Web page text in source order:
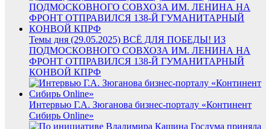
Темы дня (29.05.2025) ВСЁ ДЛЯ ПОБЕДЫ! ИЗ
ПОДМОСКОВНОГО СОВХОЗА ИМ. ЛЕНИНА НА
ФРОНТ ОТПРАВИЛСЯ 138-Й ГУМАНИТАРНЫЙ
КОНВОЙ КПРФ
Интервью Г.А. Зюганова бизнес-порталу «Континент
Сибирь Online»